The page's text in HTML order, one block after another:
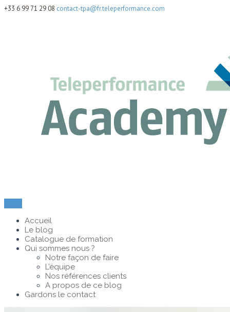
+33 6 99 71 29 08 contact-tpa@fr.teleperformance.com
Accueil
Le blog
Catalogue de formation
Qui sommes nous ?
Notre façon de faire
L’équipe
Nos références clients
A propos de ce blog
Gardons le contact